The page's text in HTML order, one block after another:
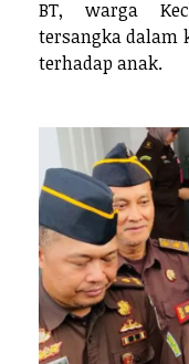
BT, warga
tersangka dalam
terhadap anak.